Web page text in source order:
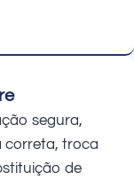
segura,
correta, troca
de